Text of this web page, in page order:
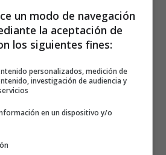
un modo de navegación
la aceptación de
los siguientes fines:
personalizados, medición de
investigación de audiencia y
en un dispositivo y/o